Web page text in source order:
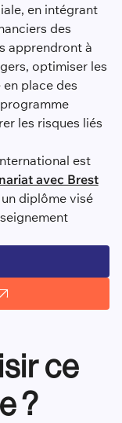
en intégrant
des
apprendront à
optimiser les
place des
les risques liés
est
avec Brest
diplôme visé
ce
?